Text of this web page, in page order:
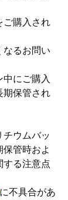
ご購入され
なるお問い
にご購入
期保管され
ウムバッ
管時およ
する注意点
に不具合があ